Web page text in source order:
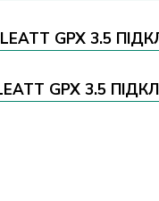
GPX 3.5
GPX 3.5